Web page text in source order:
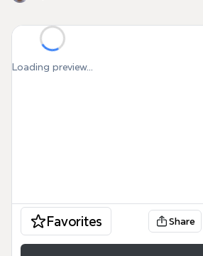
Loading preview...
Favorites Share